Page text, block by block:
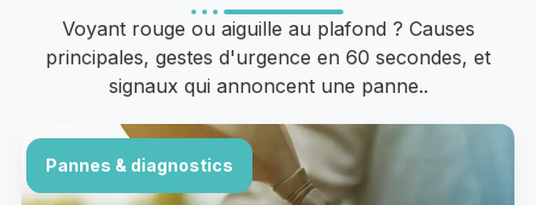
Voyant rouge ou aiguille au plafond ? Causes
principales, gestes d'urgence en 60 secondes, et
signaux qui annoncent une panne..
Pannes & diagnostics